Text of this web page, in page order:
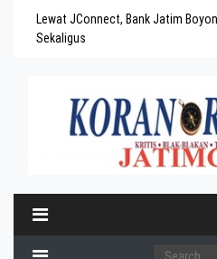
Lewat JConnect, Bank Jatim
Sekaligus